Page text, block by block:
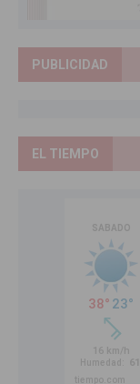
PUBLICIDAD
EL TIEMPO